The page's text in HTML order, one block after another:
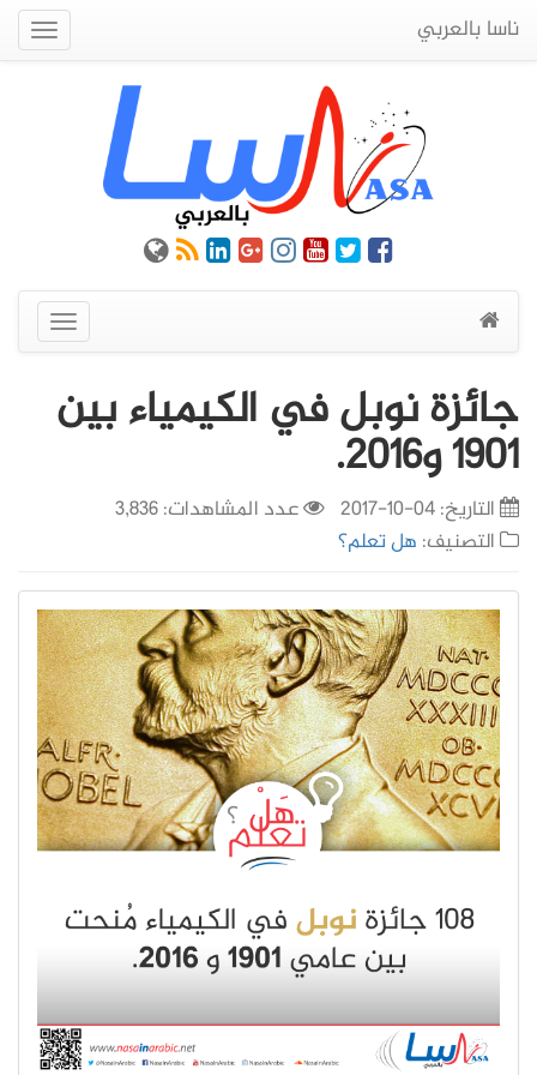
ناسا بالعربي
عرض
القائمة
جائزة نوبل في الكيمياء بين
1901 و2016.
التاريخ:04-10-2017
عدد المشاهدات: 3,836
التصنيف: هل تعلم؟